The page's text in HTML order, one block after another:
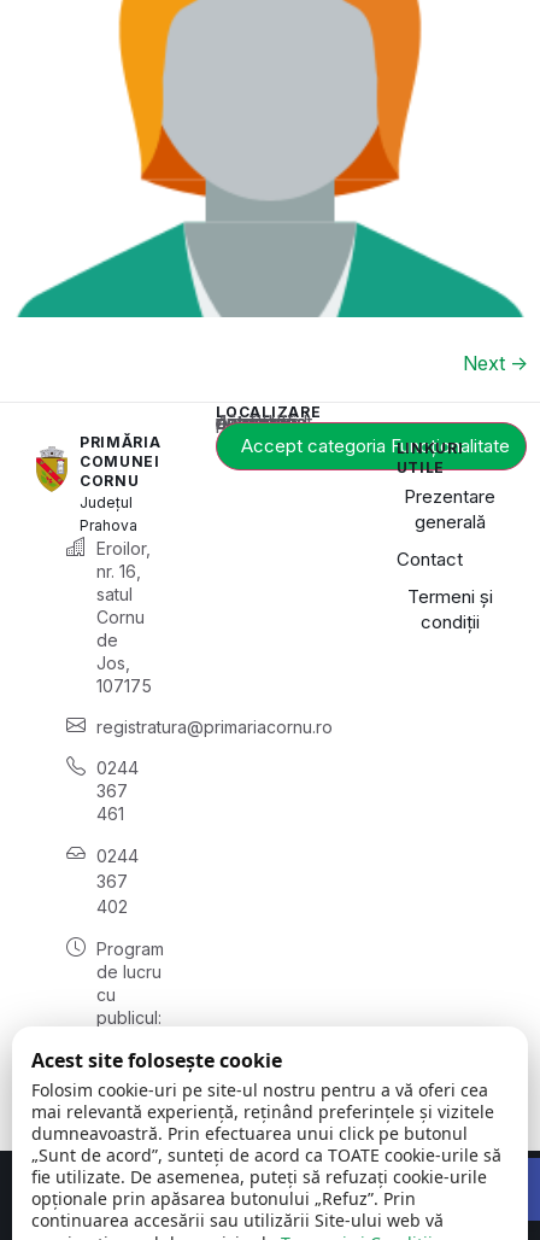
Next →
PRIMĂRIA
COMUNEI
CORNU
Județul
Prahova
Eroilor,
nr. 16,
satul
Cornu
de
Jos,
107175
registratura@primariacornu.ro
0244
367
461
0244
367
402
Program
de lucru
cu
publicul:
vineri
08:00 -
16:00
LOCALIZARE
Acest conținut este blocat până când acceptați categoria de cookie-uri necesară.
Accept categoria Funcționalitate
LINKURI
UTILE
Prezentare
generală
Contact
Termeni și
condiții
Concept realizat deBig Media Relații Publice SRL
Acest site folosește cookie
Folosim cookie-uri pe site-ul nostru pentru a vă oferi cea
mai relevantă experiență, reținând preferințele și vizitele
dumneavoastră. Prin efectuarea unui click pe butonul
„Sunt de acord”, sunteți de acord ca TOATE cookie-urile să
fie utilizate. De asemenea, puteți să refuzați cookie-urile
opționale prin apăsarea butonului „Refuz”. Prin
continuarea accesării sau utilizării Site-ului web vă